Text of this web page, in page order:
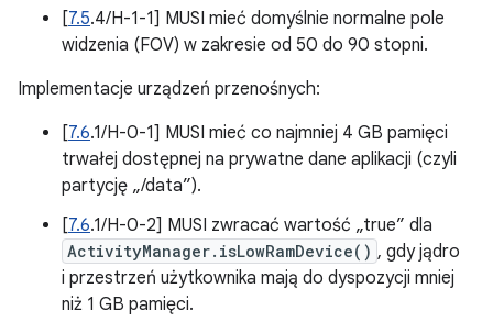
[7.5.4/H-1-1] MUSI mieć domyślnie normalne pole
widzenia (FOV) w zakresie od 50 do 90 stopni.
Implementacje urządzeń przenośnych:
[7.6.1/H-0-1] MUSI mieć co najmniej 4 GB pamięci
trwałej dostępnej na prywatne dane aplikacji (czyli
partycję „/data”).
[7.6.1/H-0-2] MUSI zwracać wartość „true” dla
ActivityManager.isLowRamDevice() , gdy jądro
i przestrzeń użytkownika mają do dyspozycji mniej
niż 1 GB pamięci.